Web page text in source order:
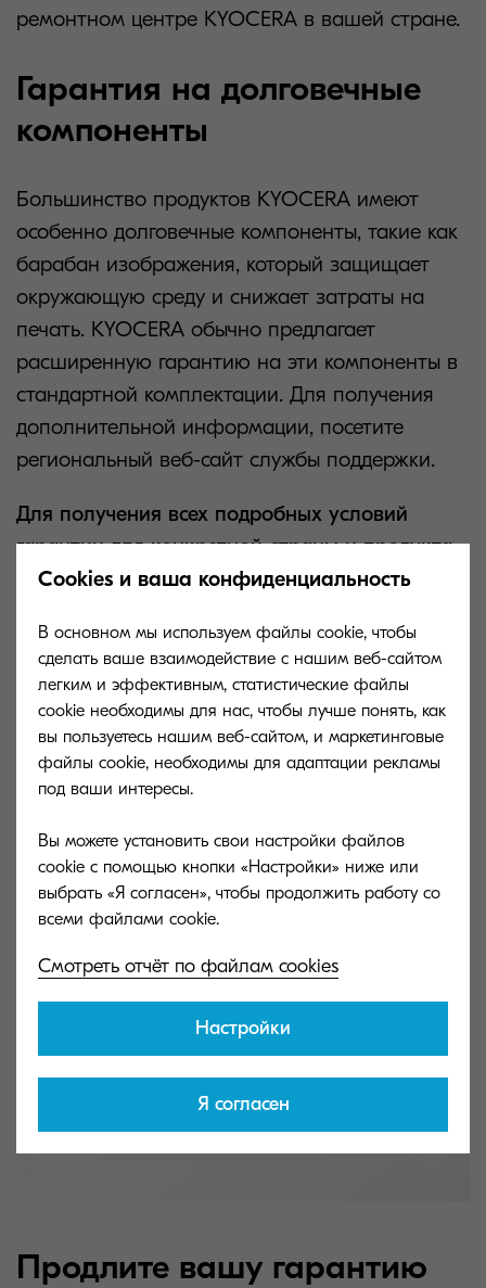
ремонтном центре KYOCERA в вашей стране.
Гарантия на долговечные
компоненты
Большинство продуктов KYOCERA имеют
особенно долговечные компоненты, такие как
барабан изображения, который защищает
окружающую среду и снижает затраты на
печать. KYOCERA обычно предлагает
расширенную гарантию на эти компоненты в
стандартной комплектации. Для получения
дополнительной информации, посетите
региональный веб-сайт службы поддержки.
Для получения всех подробных условий
гарантии для конкретной страны и продукта,
а также предложений по обслуживанию,
сервис и поддержка на вашей местной
домашней странице KYOCERA.
Продлите вашу гарантию
Cookies и ваша конфиденциальность
В основном мы используем файлы cookie, чтобы
сделать ваше взаимодействие с нашим веб-сайтом
легким и эффективным, статистические файлы
cookie необходимы для нас, чтобы лучше понять, как
вы пользуетесь нашим веб-сайтом, и маркетинговые
файлы cookie, необходимы для адаптации рекламы
под ваши интересы.
Вы можете установить свои настройки файлов
cookie с помощью кнопки «Настройки» ниже или
выбрать «Я согласен», чтобы продолжить работу со
Смотреть отчёт по файлам cookies
Настройки
Я согласен